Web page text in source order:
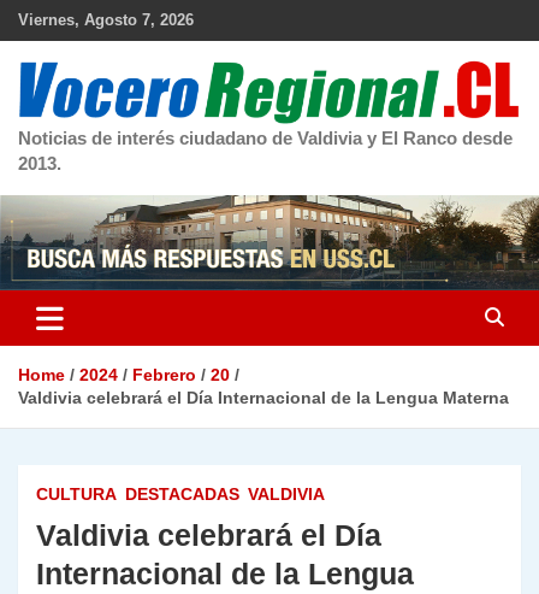
Skip
Viernes, Agosto 7, 2026
Noticias de interés ciudadano de Valdivia y El Ranco desde
2013.
Home 2024 Febrero
20
Valdivia celebrará el Día Internacional de la Lengua Materna
CULTURA DESTACADAS VALDIVIA
Valdivia celebrará el Día
Internacional de la Lengua